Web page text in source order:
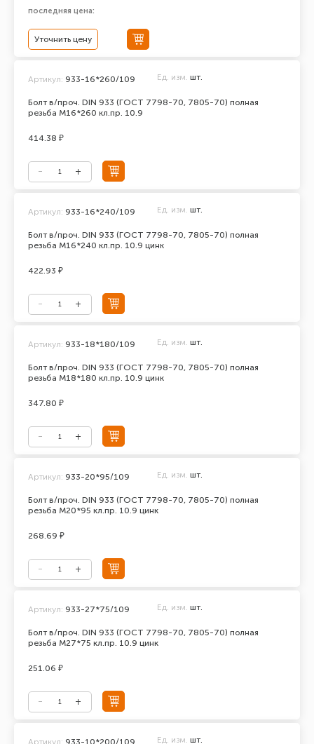
последняя цена:
Уточнить цену
Болт в/проч. DIN 933 (ГОСТ 7798-70, 7805-70) полная
резьба М16*260 кл.пр. 10.9
Артикул: 933-16*260/109 Ед. изм. шт.
414.38 ₽
Болт в/проч. DIN 933 (ГОСТ 7798-70, 7805-70) полная
резьба М16*240 кл.пр. 10.9 цинк
Артикул: 933-16*240/109 Ед. изм. шт.
422.93 ₽
Болт в/проч. DIN 933 (ГОСТ 7798-70, 7805-70) полная
резьба М18*180 кл.пр. 10.9 цинк
Артикул: 933-18*180/109 Ед. изм. шт.
347.80 ₽
Болт в/проч. DIN 933 (ГОСТ 7798-70, 7805-70) полная
резьба М20*95 кл.пр. 10.9 цинк
Артикул: 933-20*95/109 Ед. изм. шт.
268.69 ₽
Болт в/проч. DIN 933 (ГОСТ 7798-70, 7805-70) полная
резьба М27*75 кл.пр. 10.9 цинк
Артикул: 933-27*75/109 Ед. изм. шт.
251.06 ₽
Артикул: 933-10*200/109 Ед. изм. шт.